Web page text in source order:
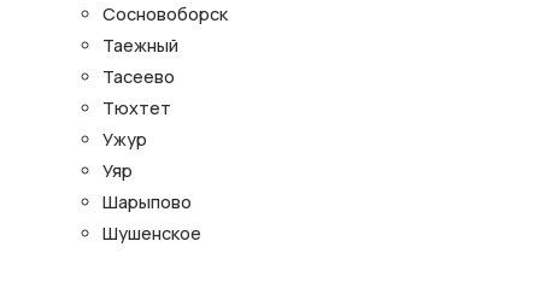
Сосновоборск
Таежный
Тасеево
Тюхтет
Ужур
Уяр
Шарыпово
Шушенское